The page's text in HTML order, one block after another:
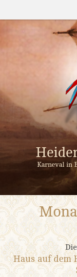
content
Karneval in
Haus auf dem